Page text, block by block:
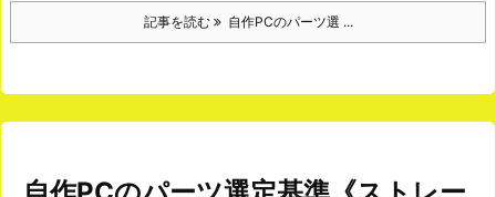
記事を読む 自作PCのパーツ選 ...